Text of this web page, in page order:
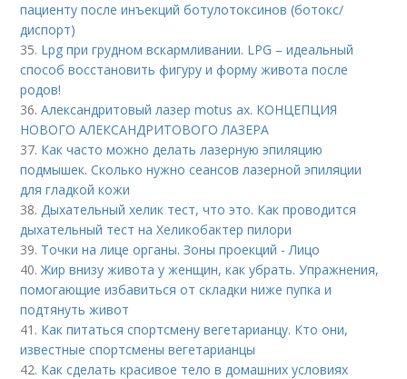
пациенту после инъекций ботулотоксинов (ботокс/
диспорт)
35. Lpg при грудном вскармливании. LPG – идеальный
способ восстановить фигуру и форму живота после
родов!
36.Александритовый лазер motus ax. КОНЦЕПЦИЯ
НОВОГО АЛЕКСАНДРИТОВОГО ЛАЗЕРА
37. Как часто можно делать лазерную эпиляцию
подмышек. Сколько нужно сеансов лазерной эпиляции
для гладкой кожи
38.Дыхательный хелик тест, что это. Как проводится
дыхательный тест на Хеликобактер пилори
39. Точки на лице органы. Зоны проекций - Лицо
40.Жир внизу живота у женщин, как убрать. Упражнения,
помогающие избавиться от складки ниже пупка и
подтянуть живот
41. Как питаться спортсмену вегетарианцу. Кто они,
известные спортсмены вегетарианцы
42. Как сделать красивое тело в домашних условиях